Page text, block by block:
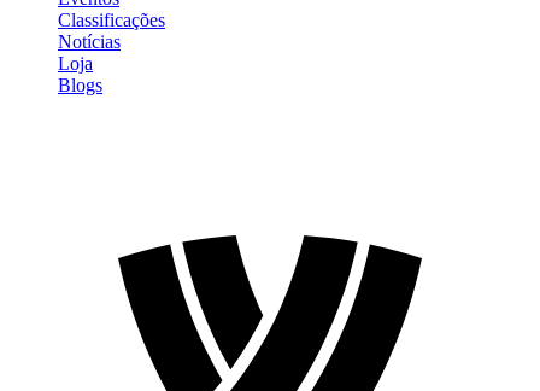
Classificações
Notícias
Loja
Blogs